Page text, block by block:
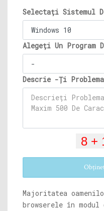
Selectați Sistemul
Alegeți Un Program
Descrie -Ți Problema
Majoritatea
browserele în